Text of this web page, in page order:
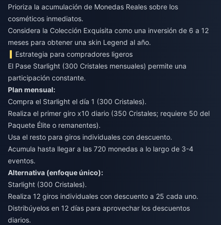
Prioriza la acumulación de Monedas Reales sobre los
cosméticos inmediatos.
Considera la Colección Exquisita como una inversión de 6 a 12
meses para obtener una skin Legend al año.
Estrategia para compradores ligeros
El Pase Starlight (300 Cristales mensuales) permite una
participación constante.
Plan mensual:
Compra el Starlight el día 1 (300 Cristales).
Realiza el primer giro x10 diario (350 Cristales; requiere 50 del
Paquete Élite o remanentes).
Usa el resto para giros individuales con descuento.
Acumula hasta llegar a las 720 monedas a lo largo de 3-4
eventos.
Alternativa (enfoque único):
Starlight (300 Cristales).
Realiza 12 giros individuales con descuento a 25 cada uno.
Distribúyelos en 12 días para aprovechar los descuentos
diarios.